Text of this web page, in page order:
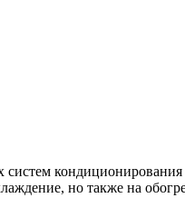
но также на